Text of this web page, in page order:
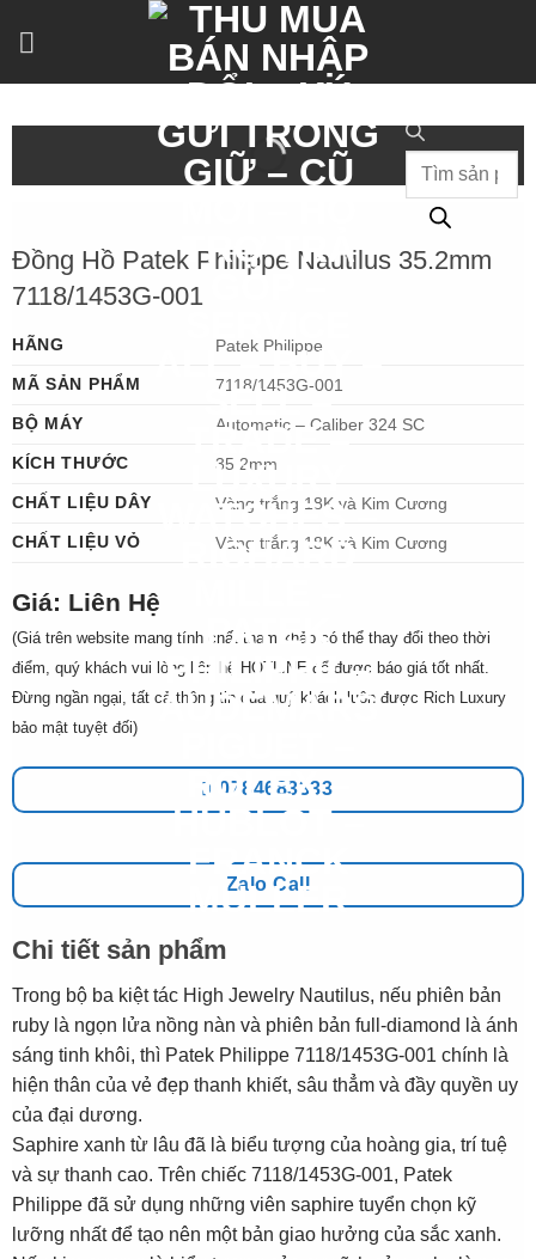
Tìm
kiếm
sản
Đồng Hồ Patek Philippe Nautilus 35.2mm
7118/1453G-001
HÃNG
Patek Philippe
MÃ SẢN PHẨM
7118/1453G-001
BỘ MÁY
Automatic – Caliber 324 SC
KÍCH THƯỚC
35.2mm
CHẤT LIỆU DÂY
Vàng trắng 18K và Kim Cương
CHẤT LIỆU VỎ
Vàng trắng 18K và Kim Cương
Giá: Liên Hệ
(Giá trên website mang tính chất tham khảo có thể thay đổi theo thời
điểm, quý khách vui lòng liên hệ HOTLINE để được báo giá tốt nhất.
Đừng ngần ngại, tất cả thông tin của quý khách luôn được Rich Luxury
bảo mật tuyệt đối)
0784683333
Zalo Call
Chi tiết sản phẩm
Trong bộ ba kiệt tác High Jewelry Nautilus, nếu phiên bản
ruby là ngọn lửa nồng nàn và phiên bản full-diamond là ánh
sáng tinh khôi, thì Patek Philippe 7118/1453G-001 chính là
hiện thân của vẻ đẹp thanh khiết, sâu thẳm và đầy quyền uy
của đại dương.
Saphire xanh từ lâu đã là biểu tượng của hoàng gia, trí tuệ
và sự thanh cao. Trên chiếc 7118/1453G-001, Patek
Philippe đã sử dụng những viên saphire tuyển chọn kỹ
lưỡng nhất để tạo nên một bản giao hưởng của sắc xanh.